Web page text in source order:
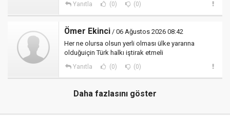
Yanıtla (0) (0)
Ömer Ekinci / 06 Ağustos 2026 08:42
Her ne olursa olsun yerli olması ülke yararına
olduğuiçin Türk halkı iştirak etmeli
Yanıtla (0) (0)
Daha fazlasını göster